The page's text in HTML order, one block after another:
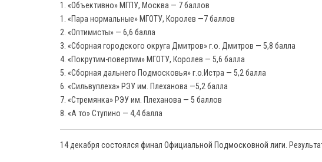
1. «Объективно» МГПУ, Москва — 7 баллов
1. «Пара нормальные» МГОТУ, Королев —7 баллов
2. «Оптимисты» — 6,6 балла
3. «Сборная городского округа Дмитров» г.о. Дмитров — 5,8 балла
4. «Покрутим-повертим» МГОТУ, Королев — 5,6 балла
5. «Сборная дальнего Подмосковья» г.о.Истра — 5,2 балла
6. «Сильвуплеха» РЭУ им. Плеханова —5,2 балла
7. «Стремянка» РЭУ им. Плеханова — 5 баллов
8. «А то» Ступино — 4,4 балла
14 декабря состоялся финал Официальной Подмосковной лиги.